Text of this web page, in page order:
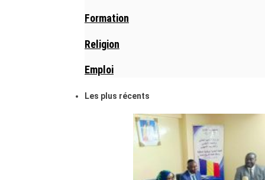
Formation
Religion
Emploi
Les plus récents